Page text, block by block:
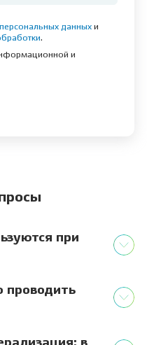
данных и
.
и
при
проводить